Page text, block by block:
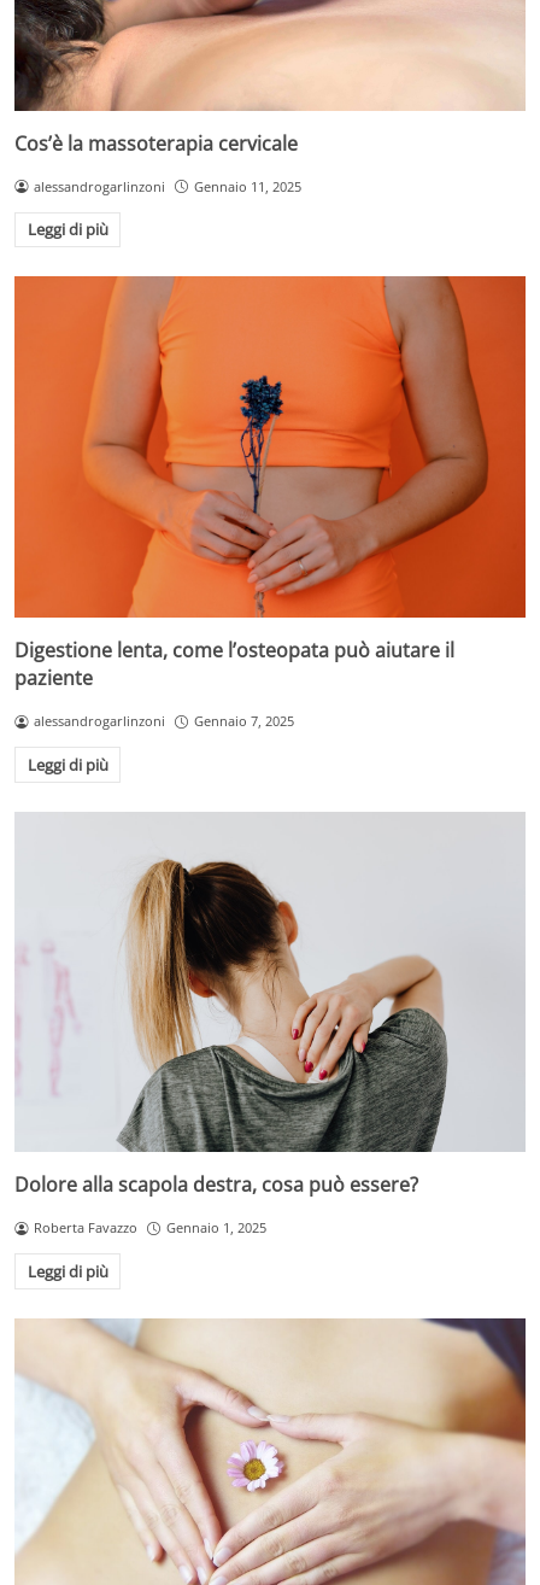
Cos’è la massoterapia cervicale
alessandrogarlinzoni Gennaio 11, 2025
Leggi di più
Digestione lenta, come l’osteopata può aiutare il
paziente
alessandrogarlinzoni Gennaio 7, 2025
Leggi di più
Dolore alla scapola destra, cosa può essere?
Roberta Favazzo Gennaio 1, 2025
Leggi di più